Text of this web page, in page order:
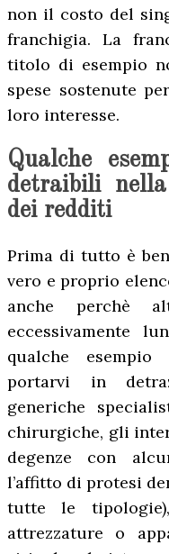
non il costo del
franchigia. La
titolo di esempio
spese sostenute
loro interesse.
Qualche
detraibili
dei redditi
Prima di tutto è
vero e proprio
anche perchè
eccessivamente
qualche
portarvi in
generiche
chirurgiche, gli
degenze con
l’affitto di protesi
tutte le
attrezzature o